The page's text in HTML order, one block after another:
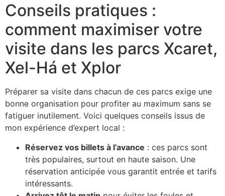
Conseils pratiques :
comment maximiser votre
visite dans les parcs Xcaret,
Xel-Há et Xplor
Préparer sa visite dans chacun de ces parcs exige une
bonne organisation pour profiter au maximum sans se
fatiguer inutilement. Voici quelques conseils issus de
mon expérience d’expert local :
Réservez vos billets à l’avance : ces parcs sont
très populaires, surtout en haute saison. Une
réservation anticipée vous garantit entrée et tarifs
intéressants.